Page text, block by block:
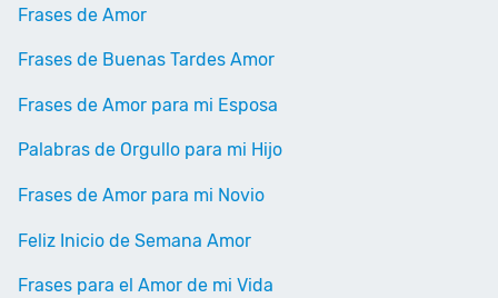
Frases de Amor
Frases de Buenas Tardes Amor
Frases de Amor para mi Esposa
Palabras de Orgullo para mi Hijo
Frases de Amor para mi Novio
Feliz Inicio de Semana Amor
Frases para el Amor de mi Vida